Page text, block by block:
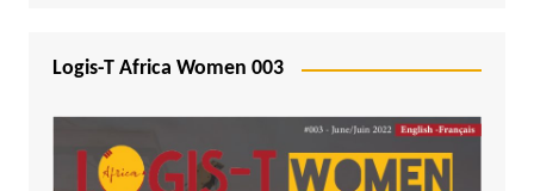
Logis-T Africa Women 003